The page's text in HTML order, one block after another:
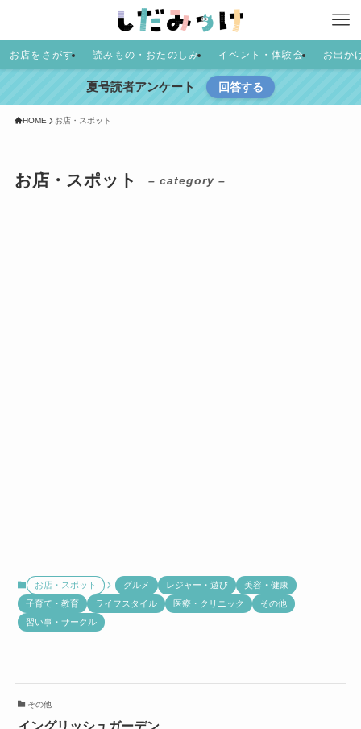
お店をさがす 読みもの・おたのしみ イベント・体験会 お出か
夏号読者アンケート 回答する
HOME お店・スポット
お店・スポット – category –
お店・スポット グルメ レジャー・遊び
美容・健康
子育て・教育
ライフスタイル 医療・クリニック
その他
習い事・サークル
その他